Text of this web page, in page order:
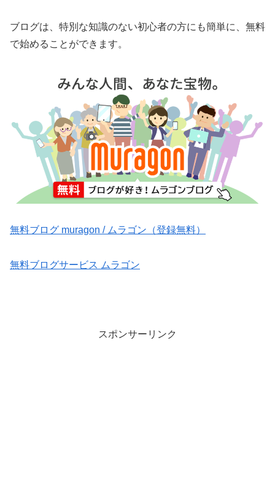
ブログは、特別な知識のない初心者の方にも簡単に、無料
で始めることができます。
無料ブログ muragon / ムラゴン（登録無料）
無料ブログサービス ムラゴン
スポンサーリンク